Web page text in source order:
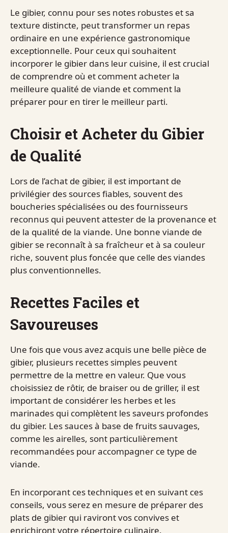
Le gibier, connu pour ses notes robustes et sa
texture distincte, peut transformer un repas
ordinaire en une expérience gastronomique
exceptionnelle. Pour ceux qui souhaitent
incorporer le gibier dans leur cuisine, il est crucial
de comprendre où et comment acheter la
meilleure qualité de viande et comment la
préparer pour en tirer le meilleur parti.
Choisir et Acheter du Gibier
de Qualité
Lors de l’achat de gibier, il est important de
privilégier des sources fiables, souvent des
boucheries spécialisées ou des fournisseurs
reconnus qui peuvent attester de la provenance et
de la qualité de la viande. Une bonne viande de
gibier se reconnaît à sa fraîcheur et à sa couleur
riche, souvent plus foncée que celle des viandes
plus conventionnelles.
Recettes Faciles et
Savoureuses
Une fois que vous avez acquis une belle pièce de
gibier, plusieurs recettes simples peuvent
permettre de la mettre en valeur. Que vous
choisissiez de rôtir, de braiser ou de griller, il est
important de considérer les herbes et les
marinades qui complètent les saveurs profondes
du gibier. Les sauces à base de fruits sauvages,
comme les airelles, sont particulièrement
recommandées pour accompagner ce type de
viande.
En incorporant ces techniques et en suivant ces
conseils, vous serez en mesure de préparer des
plats de gibier qui raviront vos convives et
enrichiront votre répertoire culinaire.